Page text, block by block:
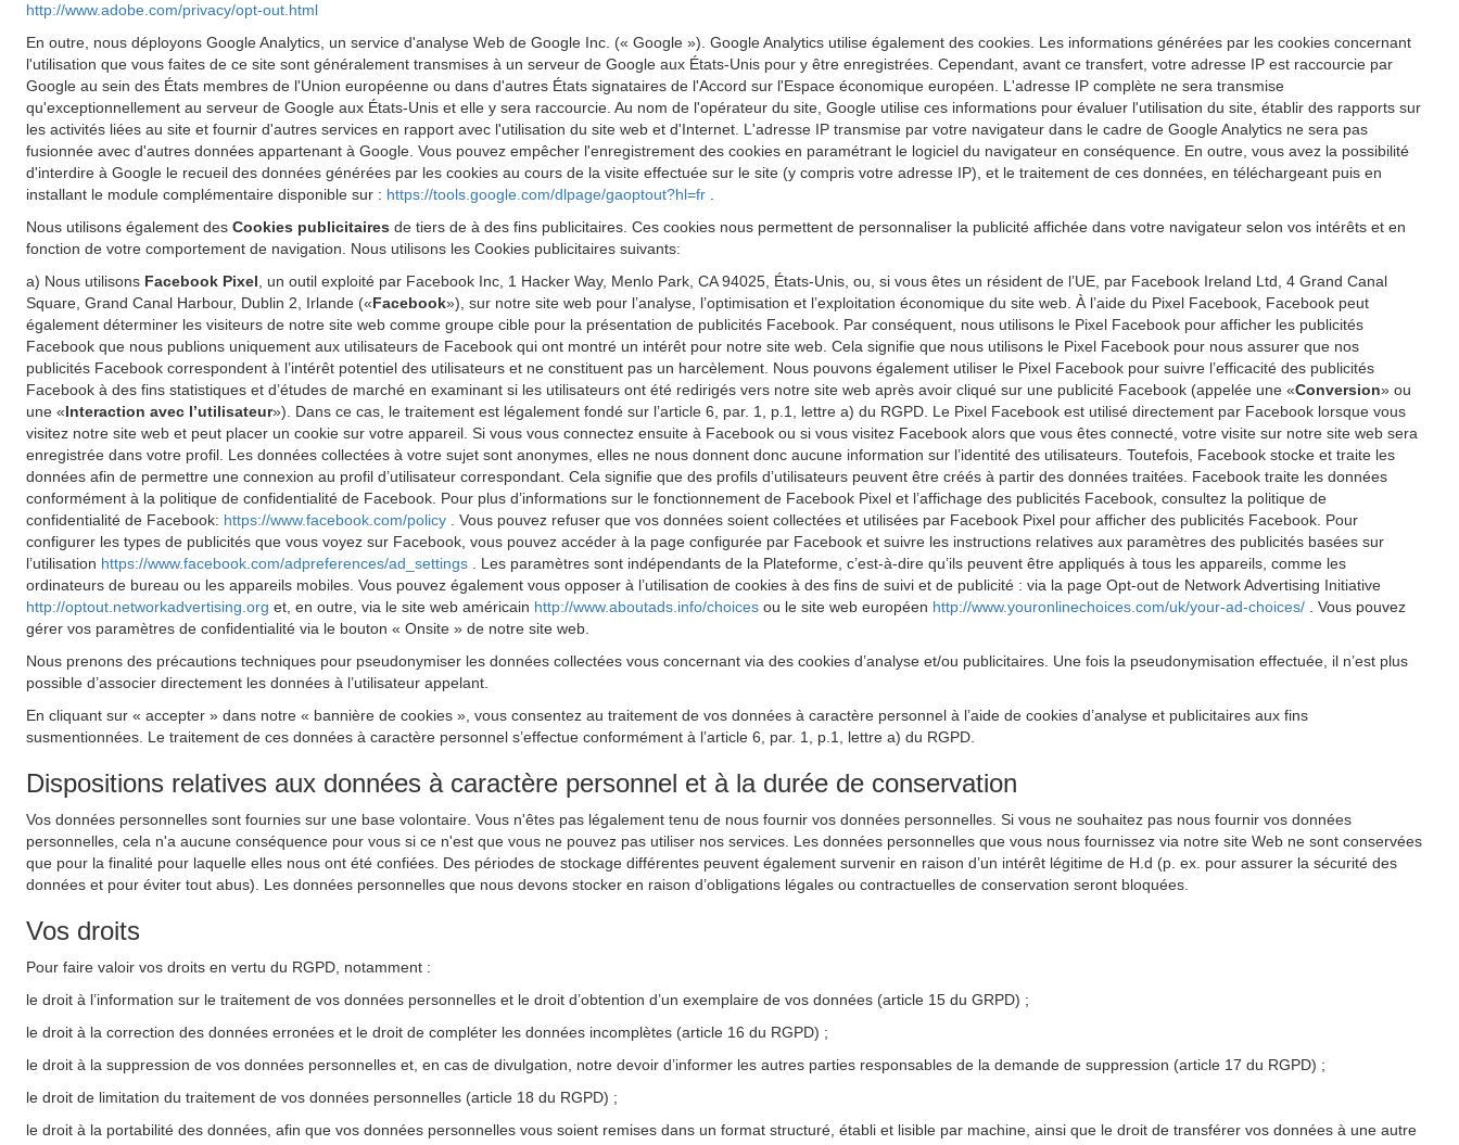
http://www.adobe.com/privacy/opt-out.html
En outre, nous déployons Google Analytics, un service d'analyse Web de Google Inc. (« Google »). Google Analytics utilise également des cookies. Les informations générées par les cookies concernant
l'utilisation que vous faites de ce site sont généralement transmises à un serveur de Google aux États-Unis pour y être enregistrées. Cependant, avant ce transfert, votre adresse IP est raccourcie par
Google au sein des États membres de l'Union européenne ou dans d'autres États signataires de l'Accord sur l'Espace économique européen. L'adresse IP complète ne sera transmise
qu'exceptionnellement au serveur de Google aux États-Unis et elle y sera raccourcie. Au nom de l'opérateur du site, Google utilise ces informations pour évaluer l'utilisation du site, établir des rapports sur
les activités liées au site et fournir d'autres services en rapport avec l'utilisation du site web et d'Internet. L'adresse IP transmise par votre navigateur dans le cadre de Google Analytics ne sera pas
fusionnée avec d'autres données appartenant à Google. Vous pouvez empêcher l'enregistrement des cookies en paramétrant le logiciel du navigateur en conséquence. En outre, vous avez la possibilité
d'interdire à Google le recueil des données générées par les cookies au cours de la visite effectuée sur le site (y compris votre adresse IP), et le traitement de ces données, en téléchargeant puis en
installant le module complémentaire disponible sur : https://tools.google.com/dlpage/gaoptout?hl=fr
Nous utilisons également des Cookies publicitaires de tiers de à des fins publicitaires. Ces cookies nous permettent de personnaliser la publicité affichée dans votre navigateur selon vos intérêts et en
fonction de votre comportement de navigation. Nous utilisons les Cookies publicitaires suivants:
a) Nous utilisons Facebook Pixel , un outil exploité par Facebook Inc, 1 Hacker Way, Menlo Park, CA 94025, États-Unis, ou, si vous êtes un résident de l’UE, par Facebook Ireland Ltd, 4 Grand Canal
Square, Grand Canal Harbour, Dublin 2, Irlande («Facebook»), sur notre site web pour l’analyse, l’optimisation et l’exploitation économique du site web. À l’aide du Pixel Facebook, Facebook peut
également déterminer les visiteurs de notre site web comme groupe cible pour la présentation de publicités Facebook. Par conséquent, nous utilisons le Pixel Facebook pour afficher les publicités
Facebook que nous publions uniquement aux utilisateurs de Facebook qui ont montré un intérêt pour notre site web. Cela signifie que nous utilisons le Pixel Facebook pour nous assurer que nos
publicités Facebook correspondent à l’intérêt potentiel des utilisateurs et ne constituent pas un harcèlement. Nous pouvons également utiliser le Pixel Facebook pour suivre l’efficacité des publicités
Facebook à des fins statistiques et d’études de marché en examinant si les utilisateurs ont été redirigés vers notre site web après avoir cliqué sur une publicité Facebook (appelée une «Conversion» ou
une «Interaction avec l’utilisateur»). Dans ce cas, le traitement est légalement fondé sur l’article 6, par. 1, p.1, lettre a) du RGPD. Le Pixel Facebook est utilisé directement par Facebook lorsque vous
visitez notre site web et peut placer un cookie sur votre appareil. Si vous vous connectez ensuite à Facebook ou si vous visitez Facebook alors que vous êtes connecté, votre visite sur notre site web sera
enregistrée dans votre profil. Les données collectées à votre sujet sont anonymes, elles ne nous donnent donc aucune information sur l’identité des utilisateurs. Toutefois, Facebook stocke et traite les
données afin de permettre une connexion au profil d’utilisateur correspondant. Cela signifie que des profils d’utilisateurs peuvent être créés à partir des données traitées. Facebook traite les données
conformément à la politique de confidentialité de Facebook. Pour plus d’informations sur le fonctionnement de Facebook Pixel et l’affichage des publicités Facebook, consultez la politique de
confidentialité de Facebook: https://www.facebook.com/policy
. Vous pouvez refuser que vos données soient collectées et utilisées par Facebook Pixel pour afficher des publicités Facebook. Pour
configurer les types de publicités que vous voyez sur Facebook, vous pouvez accéder à la page configurée par Facebook et suivre les instructions relatives aux paramètres des publicités basées sur
l’utilisation https://www.facebook.com/adpreferences/ad_settings
. Les paramètres sont indépendants de la Plateforme, c’est-à-dire qu’ils peuvent être appliqués à tous les appareils, comme les
ordinateurs de bureau ou les appareils mobiles. Vous pouvez également vous opposer à l’utilisation de cookies à des fins de suivi et de publicité : via la page Opt-out de Network Advertising Initiative
http://optout.networkadvertising.org et, en outre, via le site web américain http://www.aboutads.info/choices ou le site web européen http://www.youronlinechoices.com/uk/your-ad-choices/
. Vous pouvez
gérer vos paramètres de confidentialité via le bouton « Onsite » de notre site web.
Nous prenons des précautions techniques pour pseudonymiser les données collectées vous concernant via des cookies d’analyse et/ou publicitaires. Une fois la pseudonymisation effectuée, il n’est plus
possible d’associer directement les données à l’utilisateur appelant.
En cliquant sur « accepter » dans notre « bannière de cookies », vous consentez au traitement de vos données à caractère personnel à l’aide de cookies d’analyse et publicitaires aux fins
susmentionnées. Le traitement de ces données à caractère personnel s’effectue conformément à l’article 6, par. 1, p.1, lettre a) du RGPD.
Dispositions relatives aux données à caractère personnel et à la durée de conservation
Vos données personnelles sont fournies sur une base volontaire. Vous n'êtes pas légalement tenu de nous fournir vos données personnelles. Si vous ne souhaitez pas nous fournir vos données
personnelles, cela n'a aucune conséquence pour vous si ce n'est que vous ne pouvez pas utiliser nos services. Les données personnelles que vous nous fournissez via notre site Web ne sont conservées
que pour la finalité pour laquelle elles nous ont été confiées. Des périodes de stockage différentes peuvent également survenir en raison d’un intérêt légitime de H.d (p. ex. pour assurer la sécurité des
données et pour éviter tout abus). Les données personnelles que nous devons stocker en raison d’obligations légales ou contractuelles de conservation seront bloquées.
Vos droits
Pour faire valoir vos droits en vertu du RGPD, notamment :
le droit à l’information sur le traitement de vos données personnelles et le droit d’obtention d’un exemplaire de vos données (article 15 du GRPD) ;
le droit à la correction des données erronées et le droit de compléter les données incomplètes (article 16 du RGPD) ;
le droit à la suppression de vos données personnelles et, en cas de divulgation, notre devoir d’informer les autres parties responsables de la demande de suppression (article 17 du RGPD) ;
le droit de limitation du traitement de vos données personnelles (article 18 du RGPD) ;
le droit à la portabilité des données, afin que vos données personnelles vous soient remises dans un format structuré, établi et lisible par machine, ainsi que le droit de transférer vos données à une autre